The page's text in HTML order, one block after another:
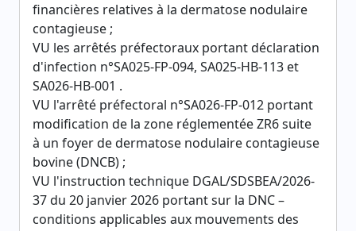
financières relatives à la dermatose nodulaire
contagieuse ;
VU les arrêtés préfectoraux portant déclaration
d'infection n°SA025-FP-094, SA025-HB-113 et
SA026-HB-001 .
VU l'arrêté préfectoral n°SA026-FP-012 portant
modification de la zone réglementée ZR6 suite
à un foyer de dermatose nodulaire contagieuse
bovine (DNCB) ;
VU l'instruction technique DGAL/SDSBEA/2026-
37 du 20 janvier 2026 portant sur la DNC –
conditions applicables aux mouvements des